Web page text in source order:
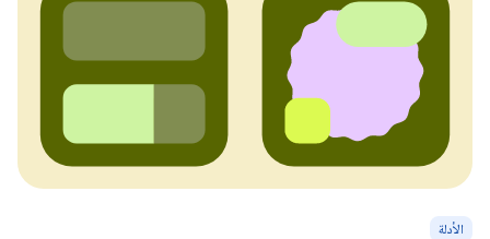
الأدلة